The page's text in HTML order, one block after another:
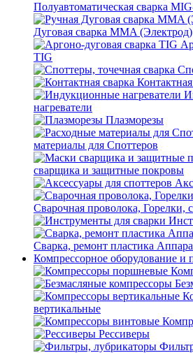
Полуавтоматическая сварка
Дуговая сварка MMA (Электрод)
TIG
нагреватели
Плазморезы
материалы для Споттеров
сварщика и защитные покровы
Сварочная проволока, Горелки,
Сварка, ремонт пластика
Компрессорное оборудование и
вертикальные
Рессиверы